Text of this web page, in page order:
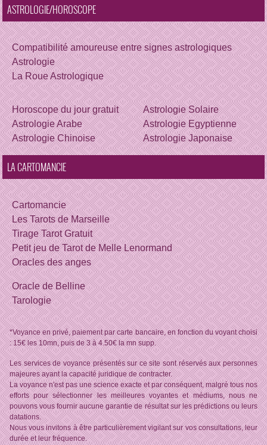
ASTROLOGIE/HOROSCOPE
Compatibilité amoureuse entre signes astrologiques
Astrologie
La Roue Astrologique
Horoscope du jour gratuit
Astrologie Arabe
Astrologie Chinoise
Astrologie Solaire
Astrologie Egyptienne
Astrologie Japonaise
LA CARTOMANCIE
Cartomancie
Les Tarots de Marseille
Tirage Tarot Gratuit
Petit jeu de Tarot de Melle Lenormand
Oracles des anges
Oracle de Belline
Tarologie
*Voyance en privé, paiement par carte bancaire, en fonction du voyant choisi
: 15€ les 10mn, puis de 3 à 4.50€ la mn supp.
Les services de voyance présentés sur ce site sont réservés aux personnes
majeures ayant la capacité juridique de contracter.
La voyance n'est pas une science exacte et par conséquent, malgré tous nos
efforts pour sélectionner les meilleures voyantes et médiums, nous ne
pouvons vous fournir aucune garantie de résultat sur les prédictions ou leurs
datations.
Nous vous invitons à être particulièrement vigilant sur vos consultations, leur
durée et leur fréquence.